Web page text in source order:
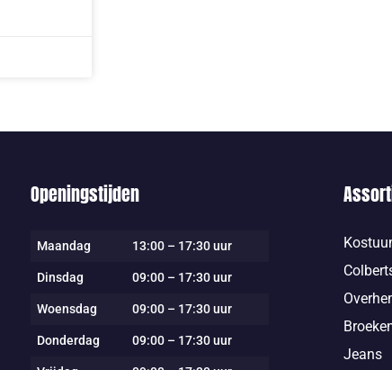
Openingstijden
Maandag 13:00 – 17:30 uur
Dinsdag 09:00 – 17:30 uur
Woensdag 09:00 – 17:30 uur
Donderdag 09:00 – 17:30 uur
Jeans